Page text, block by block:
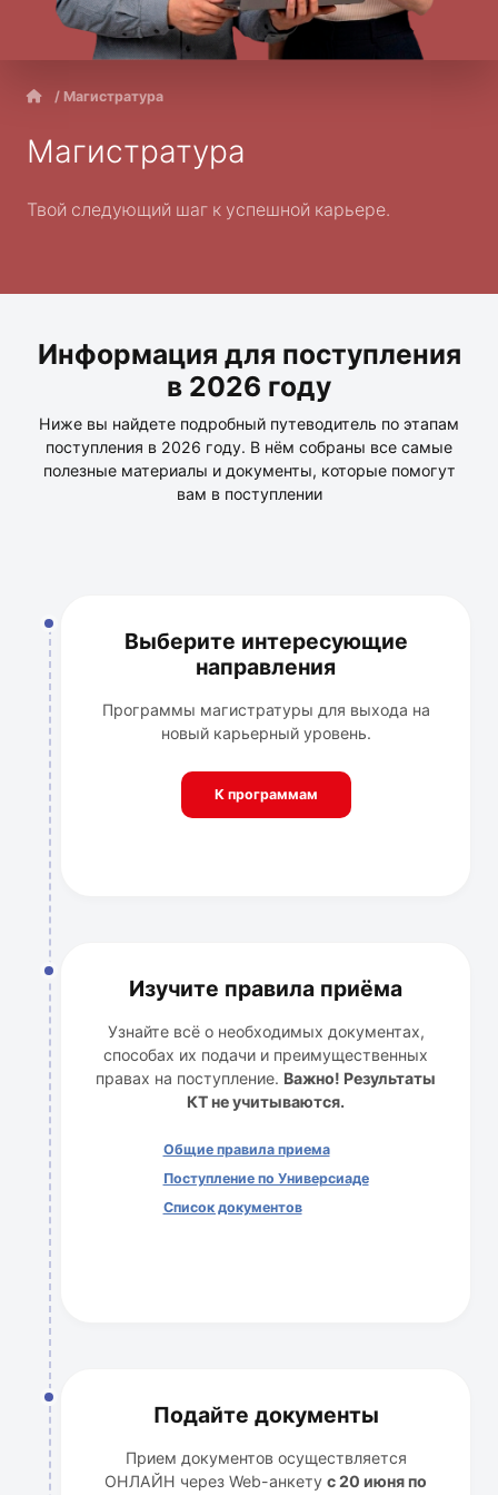
/ Магистратура
Магистратура
Твой следующий шаг к успешной карьере.
Информация для поступления
в 2026 году
Ниже вы найдете подробный путеводитель по этапам
поступления в 2026 году. В нём собраны все самые
полезные материалы и документы, которые помогут
вам в поступлении
Выберите интересующие
направления
Программы магистратуры для выхода на
новый карьерный уровень.
К программам
Изучите правила приёма
Узнайте всё о необходимых документах,
способах их подачи и преимущественных
правах на поступление. Важно! Результаты
КТ не учитываются.
Общие правила приема
Поступление по Универсиаде
Список документов
Подайте документы
Прием документов осуществляется
ОНЛАЙН через Web-анкету с 20 июня по